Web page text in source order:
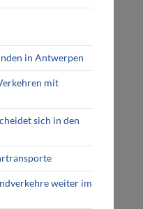
in Antwerpen
mit
sich in den
weiter im